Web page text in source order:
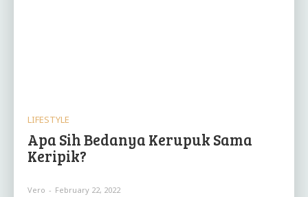
LIFESTYLE
Apa Sih Bedanya Kerupuk Sama
Keripik?
Vero - February 22, 2022